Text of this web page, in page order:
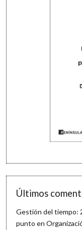
Últimos
Gestión del tiempo:
punto en